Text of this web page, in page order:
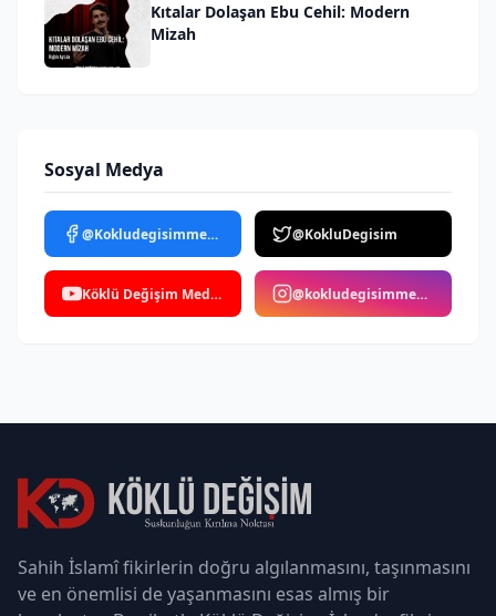
Kıtalar Dolaşan Ebu Cehil: Modern
Mizah
Sosyal Medya
@Kokludegisimmedya @KokluDegisim
Köklü Değişim Medya @kokludegisimmedya
Sahih İslamî fikirlerin doğru algılanmasını, taşınmasını
ve en önemlisi de yaşanmasını esas almış bir